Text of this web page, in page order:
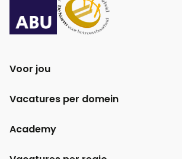
Voor jou
Vacatures per domein
Academy